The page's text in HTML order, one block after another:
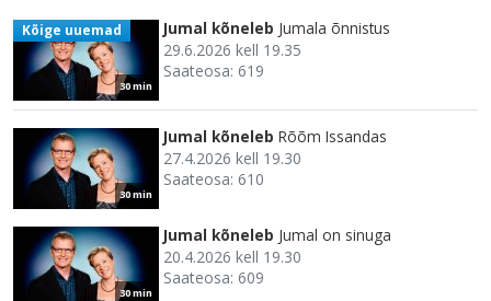
30 min
Kõige uuemad Jumal kõneleb Jumala õnnistus
29.6.2026 kell 19.35
Saateosa: 619
30 min
Jumal kõneleb Rõõm Issandas
27.4.2026 kell 19.30
Saateosa: 610
30 min
Jumal kõneleb Jumal on sinuga
20.4.2026 kell 19.30
Saateosa: 609